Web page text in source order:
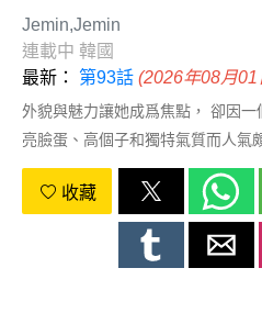
Jemin,Jemin
連載中 韓國
最新： 第93話 (2026年08月01
外貌與魅力讓她成爲焦點， 卻因
亮臉蛋、高個子和獨特氣質而人氣
對自己有好感的男客人那裡獲得廉
要集中精神努力學習，但是不能輕
下，之前總是隨便和別人交往的她
收藏